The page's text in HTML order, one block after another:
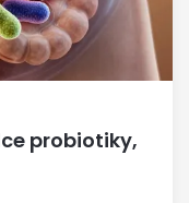
probiotiky,